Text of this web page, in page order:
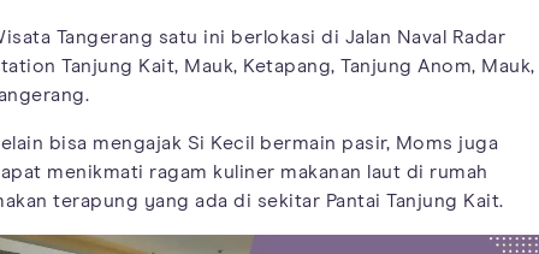
Tangerang satu ini berlokasi di Jalan Naval Radar
Tanjung Kait, Mauk, Ketapang, Tanjung Anom, Mauk,
bisa mengajak Si Kecil bermain pasir, Moms juga
menikmati ragam kuliner makanan laut di rumah
terapung yang ada di sekitar Pantai Tanjung Kait.